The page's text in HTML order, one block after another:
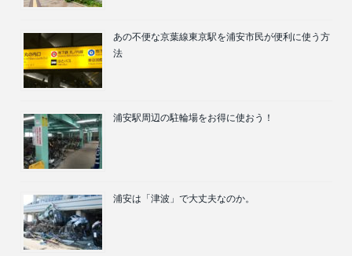
あの不便な京葉線東京駅を浦安市民が便利に使う方
法
浦安駅周辺の駐輪場をお得に使おう！
浦安は「津波」で大丈夫なのか。